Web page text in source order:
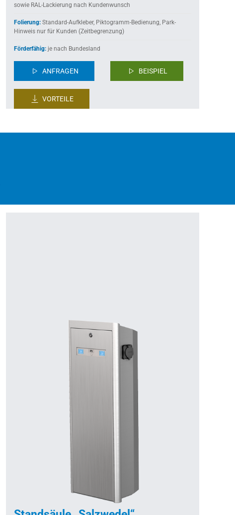
sowie RAL-Lackierung nach Kundenwunsch
Folierung:Standard-Aufkleber, Piktogramm-Bedienung, Park-
Hinweis nur für Kunden (Zeitbegrenzung)
Förderfähig:je nach Bundesland
ANFRAGEN BEISPIEL
VORTEILE